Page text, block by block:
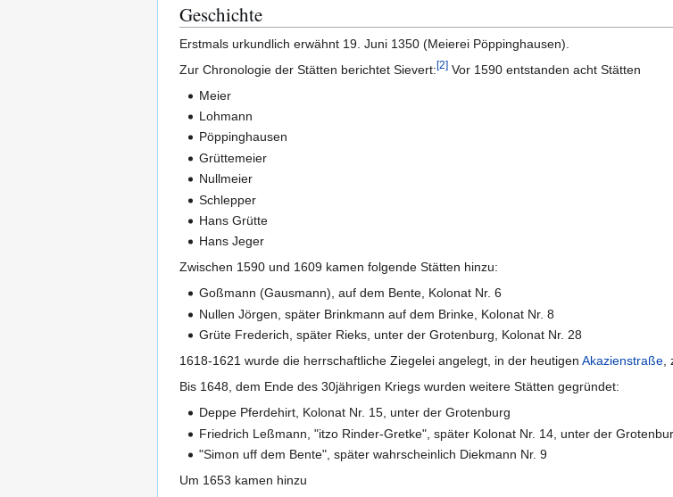
Geschichte
Erstmals urkundlich erwähnt 19. Juni 1350 (Meierei Pöppinghausen).
Zur Chronologie der Stätten berichtet Sievert:[2] Vor 1590 entstanden acht Stätten
Meier
Lohmann
Pöppinghausen
Grüttemeier
Nullmeier
Schlepper
Hans Grütte
Hans Jeger
Zwischen 1590 und 1609 kamen folgende Stätten hinzu:
Goßmann (Gausmann), auf dem Bente, Kolonat Nr. 6
Nullen Jörgen, später Brinkmann auf dem Brinke, Kolonat Nr. 8
Grüte Frederich, später Rieks, unter der Grotenburg, Kolonat Nr. 28
1618-1621 wurde die herrschaftliche Ziegelei angelegt, in der heutigen Akazienstraße
Bis 1648, dem Ende des 30jährigen Kriegs wurden weitere Stätten gegründet:
Deppe Pferdehirt, Kolonat Nr. 15, unter der Grotenburg
Friedrich Leßmann, "itzo Rinder-Gretke", später Kolonat Nr. 14, unter der
"Simon uff dem Bente", später wahrscheinlich Diekmann Nr. 9
Um 1653 kamen hinzu